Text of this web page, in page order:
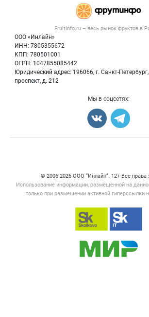
Fruitinfo.ru – весь рынок фруктовв
ООО «Инлайн»
ИНН: 7805355672
КПП: 780501001
ОГРН: 1047855085442
Юридический адрес: 196066, г. Санкт-
проспект, д. 212
Публичная оферта
Контактная информация
Политика обработки персональных
Новости рынка
Готовая продукция
Овощи
Фрукты
Мы в соцсетях:
© 2006‑2026 ООО “Инлайн”. 12+ Все
Использование информации, размещенной на
только при размещении активной гиперссылки